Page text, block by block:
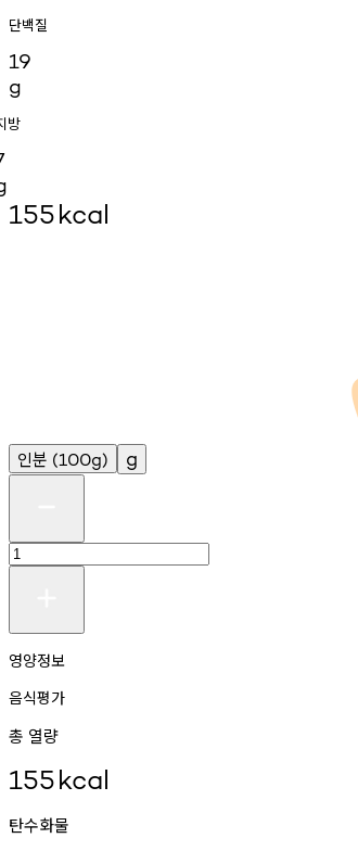
단백질
19
g
방
155kcal
인분 (100g) g
영양정보
음식평가
총 열량
155kcal
탄수화물